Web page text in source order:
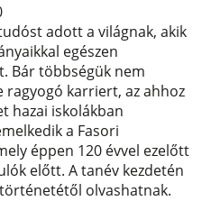
adott a világnak, akik
egészen
Bár többségük nem
karriert, az ahhoz
hazai iskolákban
a Fasori
éppen 120 évvel ezelőtt
előtt. A tanév kezdetén
olvashatnak.